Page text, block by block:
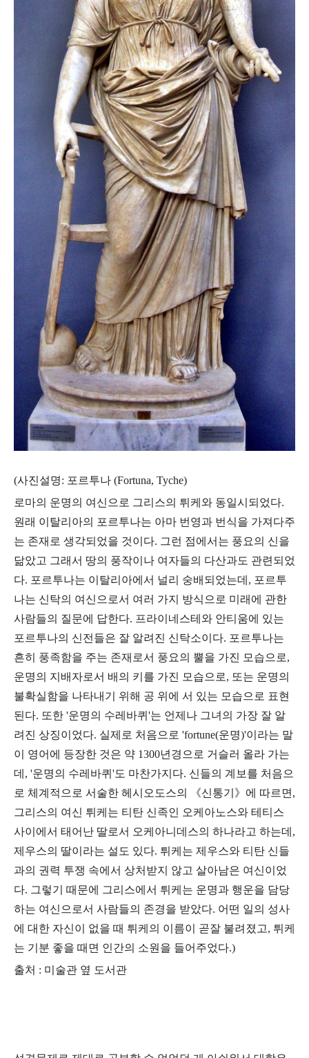
(사진설명: 포르투나 (Fortuna, Tyche)
로마의 운명의 여신으로 그리스의 튀케와 동일시되었다.
원래 이탈리아의 포르투나는 아마 번영과 번식을 가져다주
는 존재로 생각되었을 것이다. 그런 점에서는 풍요의 신을
닮았고 그래서 땅의 풍작이나 여자들의 다산과도 관련되었
다. 포르투나는 이탈리아에서 널리 숭배되었는데, 포르투
나는 신탁의 여신으로서 여러 가지 방식으로 미래에 관한
사람들의 질문에 답한다. 프라이네스테와 안티움에 있는
포르투나의 신전들은 잘 알려진 신탁소이다. 포르투나는
흔히 풍족함을 주는 존재로서 풍요의 뿔을 가진 모습으로,
운명의 지배자로서 배의 키를 가진 모습으로, 또는 운명의
불확실함을 나타내기 위해 공 위에 서 있는 모습으로 표현
된다. 또한 '운명의 수레바퀴'는 언제나 그녀의 가장 잘 알
려진 상징이었다. 실제로 처음으로 'fortune(운명)'이라는 말
이 영어에 등장한 것은 약 1300년경으로 거슬러 올라 가는
데, '운명의 수레바퀴'도 마찬가지다. 신들의 계보를 처음으
로 체계적으로 서술한 헤시오도스의 《신통기》에 따르면,
그리스의 여신 튀케는 티탄 신족인 오케아노스와 테티스
사이에서 태어난 딸로서 오케아니데스의 하나라고 하는데,
제우스의 딸이라는 설도 있다. 튀케는 제우스와 티탄 신들
과의 권력 투쟁 속에서 상처받지 않고 살아남은 여신이었
다. 그렇기 때문에 그리스에서 튀케는 운명과 행운을 담당
하는 여신으로서 사람들의 존경을 받았다. 어떤 일의 성사
에 대한 자신이 없을 때 튀케의 이름이 곧잘 불려졌고, 튀케
는 기분 좋을 때면 인간의 소원을 들어주었다.)
출처 : 미술관 옆 도서관